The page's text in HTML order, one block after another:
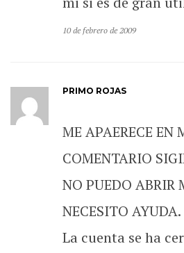
10 de febrero de 2009
PRIMO ROJAS
ME APAERECE
COMENTARIO
NO PUEDO ABRIR
NECESITO AYUDA.
La cuenta se ha